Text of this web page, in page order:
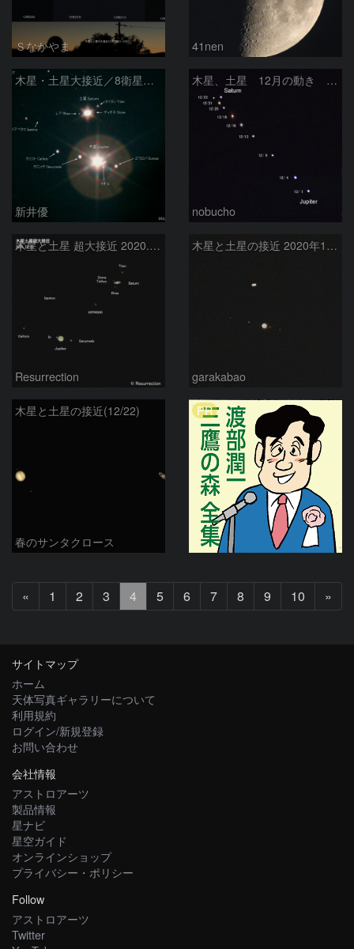
Ｓなかやま 41nen
木星・土星大接近／8衛星の競演
新井優
木星、土星 12月の動き その2
nobucho
木星と土星 超大接近 2020.12.22
Resurrection
木星と土星の接近 2020年12月21日
garakabao
木星と土星の接近(12/22)
春のサンタクロース
PR
«
へ
1 2 3 4 5 6 7 8 9 10 »
へ
サイトマップ
ホーム
天体写真ギャラリーについて
利用規約
ログイン/新規登録
お問い合わせ
会社情報
アストロアーツ
製品情報
星ナビ
星空ガイド
オンラインショップ
プライバシー・ポリシー
Follow
アストロアーツ
Twitter